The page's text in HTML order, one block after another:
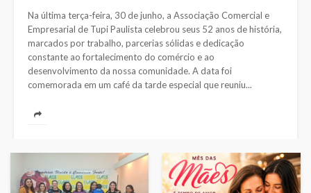
Na última terça-feira, 30 de junho, a Associação Comercial e
Empresarial de Tupi Paulista celebrou seus 52 anos de história,
marcados por trabalho, parcerias sólidas e dedicação
constante ao fortalecimento do comércio e ao
desenvolvimento da nossa comunidade. A data foi
comemorada em um café da tarde especial que reuniu...